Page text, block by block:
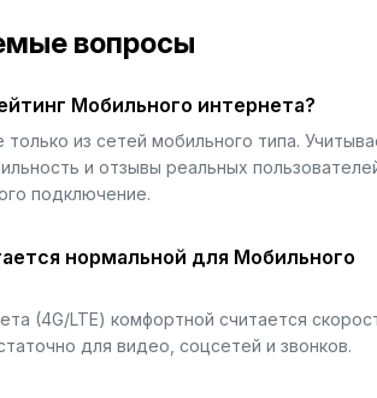
вопросы
Мобильного интернета?
из сетей мобильного типа.
и отзывы реальных
подключение.
нормальной для Мобильного
(4G/LTE) комфортной считается
для видео, соцсетей и звонков.